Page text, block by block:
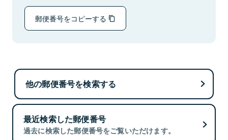
郵便番号をコピーする
他の郵便番号を検索する
最近検索した郵便番号
過去に検索した郵便番号をご覧いただけます。